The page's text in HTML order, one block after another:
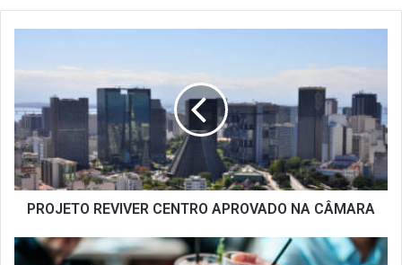
CENTRO
APROVADO
NA
CÂMARA
PROJETO REVIVER CENTRO APROVADO NA CÂMARA
VITÓRIA